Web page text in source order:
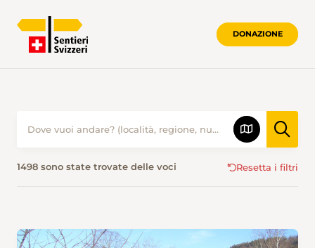
DONAZIONE
1498 sono state trovate delle voci Resetta i filtri